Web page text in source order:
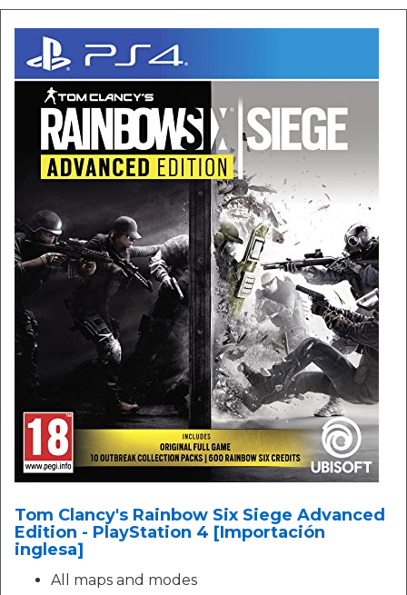
Tom Clancy's Rainbow Six Siege Advanced
Edition - PlayStation 4 [Importación
inglesa]
All maps and modes